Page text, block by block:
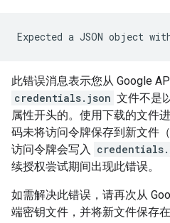
此错误消息表示您从 Google
credentials.json 文件不是
属性开头的。使用下载的文件
码未将访问令牌保存到新文件
访问令牌会写入
续授权尝试期间出现此错误。
如需解决此错误，请再次从
端密钥文件，并将新文件保存